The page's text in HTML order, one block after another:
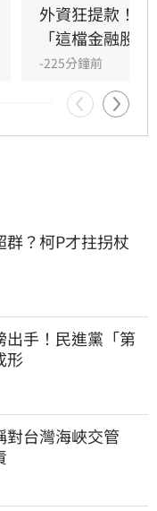
長榮航則獲外資
季線壓力區拉
作動向與資金
續，將成為影響
外資狂提款！
「這檔金融股 」
-225分鐘前
群？柯P才拄拐杖
出手！民進黨「第
形
對台灣海峽交管